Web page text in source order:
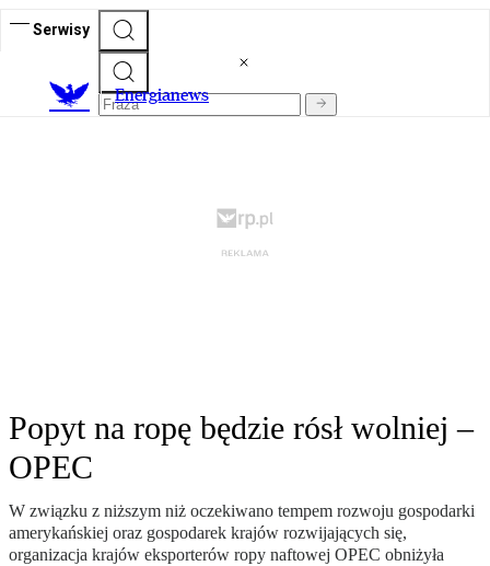
Serwisy
Energianews
Popyt na ropę będzie rósł wolniej –
OPEC
W związku z niższym niż oczekiwano tempem rozwoju gospodarki
amerykańskiej oraz gospodarek krajów rozwijających się,
organizacja krajów eksporterów ropy naftowej OPEC obniżyła